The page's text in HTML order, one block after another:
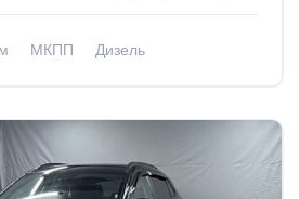
МКПП
Дизель